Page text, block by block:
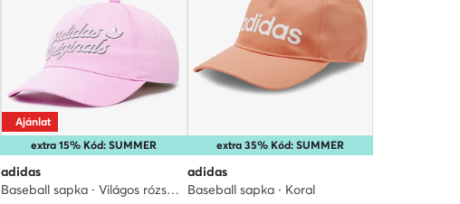
extra 15% Kód: SUMMER
Ajánlat
adidas
Baseball sapka · Világos rózsaszín
extra 35% Kód: SUMMER
adidas
Baseball sapka · Koral